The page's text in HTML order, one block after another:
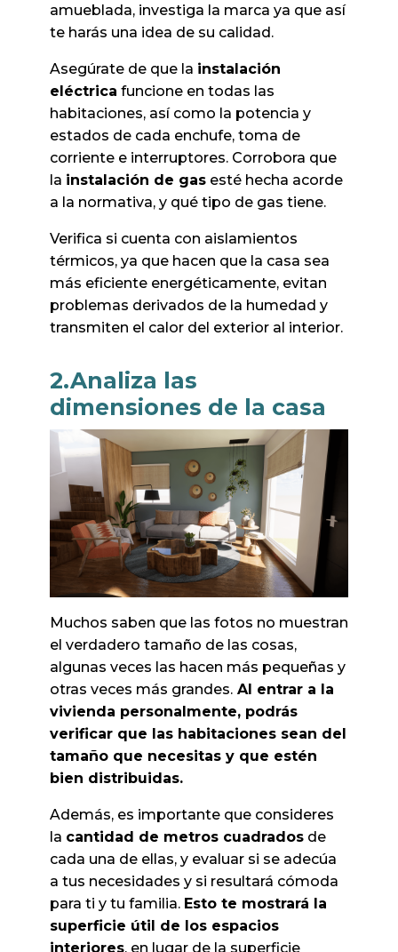
amueblada, investiga la marca ya que así
te harás una idea de su calidad.
Asegúrate de que la instalación
eléctrica funcione en todas las
habitaciones, así como la potencia y
estados de cada enchufe, toma de
corriente e interruptores. Corrobora que
la instalación de gas esté hecha acorde
a la normativa, y qué tipo de gas tiene.
Verifica si cuenta con aislamientos
térmicos, ya que hacen que la casa sea
más eficiente energéticamente, evitan
problemas derivados de la humedad y
transmiten el calor del exterior al interior.
2.Analiza las
dimensiones de la casa
Muchos saben que las fotos no muestran
el verdadero tamaño de las cosas,
algunas veces las hacen más pequeñas y
otras veces más grandes. Al entrar a la
vivienda personalmente, podrás
verificar que las habitaciones sean del
tamaño que necesitas y que estén
bien distribuidas.
Además, es importante que consideres
la cantidad de metros cuadrados de
cada una de ellas, y evaluar si se adecúa
a tus necesidades y si resultará cómoda
para ti y tu familia. Esto te mostrará la
superficie útil de los espacios
interiores, en lugar de la superficie